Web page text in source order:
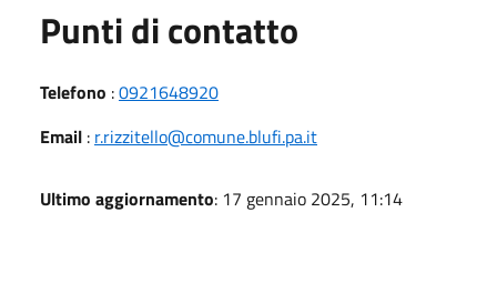
Punti di contatto
Telefono :0921648920
Email : r.rizzitello@comune.blufi.pa.it
Ultimo aggiornamento: 17 gennaio 2025, 11:14